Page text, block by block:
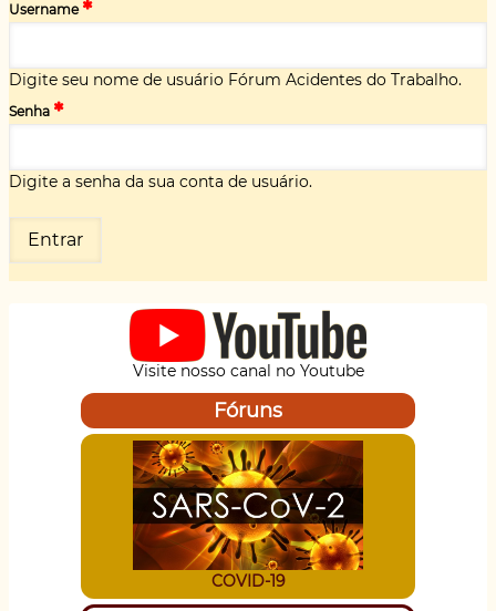
Username
Digite seu nome de usuário Fórum Acidentes do Trabalho.
Senha
Digite a senha da sua conta de usuário.
Visite nosso canal no Youtube
Fóruns
COVID-19